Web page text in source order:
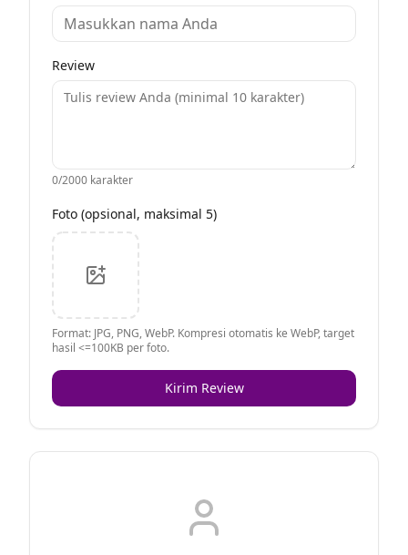
Review
0/2000 karakter
Foto (opsional, maksimal 5)
Format: JPG, PNG, WebP. Kompresi otomatis ke WebP, target
hasil <=100KB per foto.
Kirim Review